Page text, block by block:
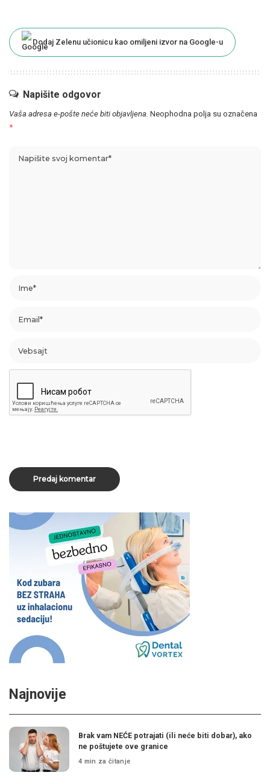
Dodaj Zelenu učionicu kao omiljeni izvor na Google-u
Napišite odgovor
Vaša adresa e-pošte neće biti objavljena. Neophodna polja su označena
*
Najnovije
Brak vam NEĆE potrajati (ili neće biti dobar), ako
ne poštujete ove granice
4 min za čitanje